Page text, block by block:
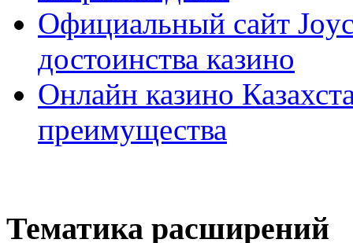
Официальный сайт
достоинства казино
Онлайн казино
преимущества
Тематика расширений